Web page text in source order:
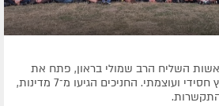
השליח הרב שמולי בראון, פתח את
שעריו ל־117 ילדים שיחוו קיץ חסידי ועוצמתי. החניכים הגיעו מ־7 מדינות,